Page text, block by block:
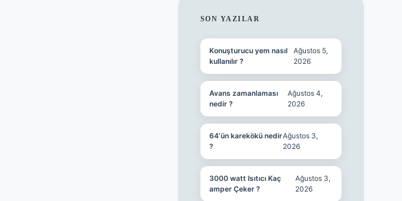
SIDEBAR
SON YAZILAR
Konuşturucu yem nasıl
kullanılır ?
Ağustos 5,
2026
Avans zamanlaması
nedir ?
Ağustos 4,
2026
64’ün karekökü nedir
?
Ağustos 3,
2026
3000 watt Isıtıcı Kaç
amper Çeker ?
Ağustos 3,
2026